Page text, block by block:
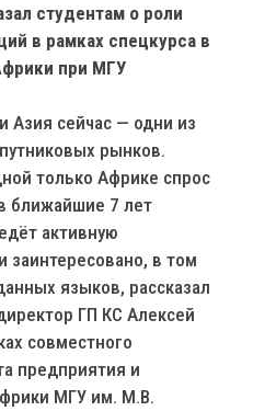
студентам о роли
в рамках спецкурса в
при МГУ
Азия сейчас — одни из
рынков.
только Африке спрос
ближайшие 7 лет
активную
заинтересовано, в том
языков, рассказал
ГП КС Алексей
совместного
предприятия и
МГУ им. М.В.